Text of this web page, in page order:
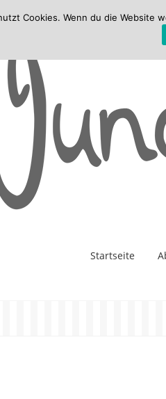
Startseite
Cookies. Wenn du die Website